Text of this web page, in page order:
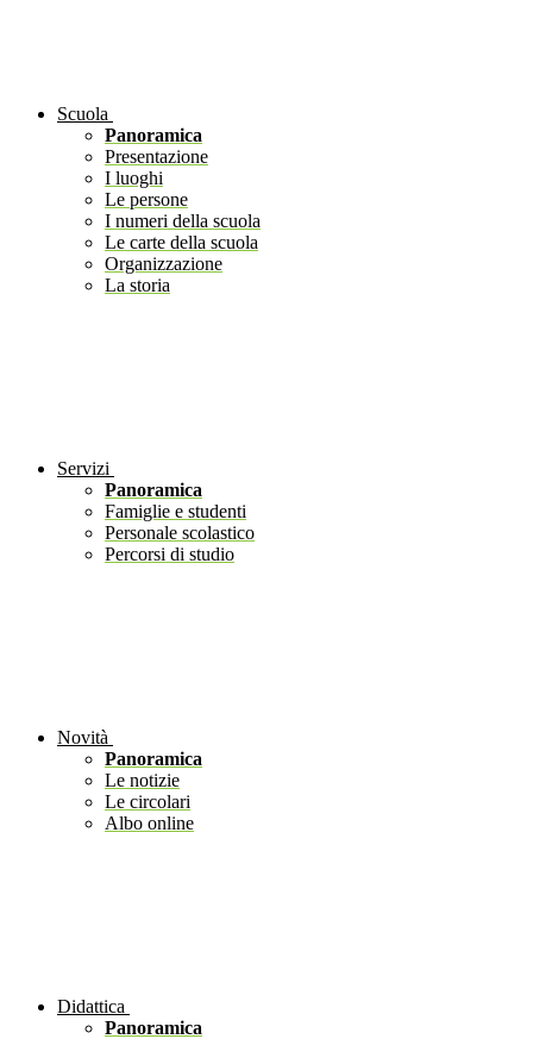
Scuola
Panoramica
Presentazione
I luoghi
Le persone
I numeri della scuola
Le carte della scuola
Organizzazione
La storia
Servizi
Panoramica
Famiglie e studenti
Personale scolastico
Percorsi di studio
Novità
Panoramica
Le notizie
Le circolari
Albo online
Didattica
Panoramica